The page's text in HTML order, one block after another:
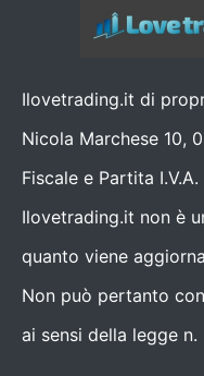
Ilovetrading.it di
Nicola Marchese 10,
Fiscale e Partita
Ilovetrading.it non è
quanto viene
Non può pertanto
ai sensi della legge